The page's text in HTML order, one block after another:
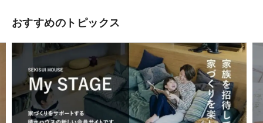
おすすめのトピックス